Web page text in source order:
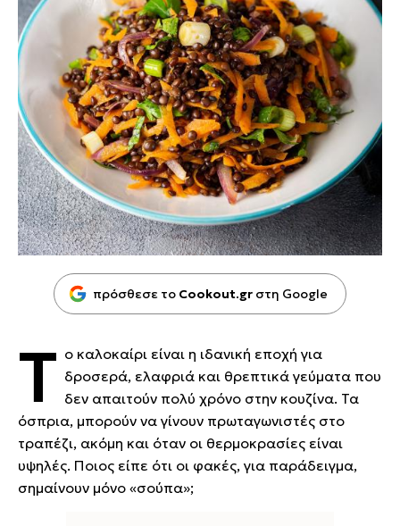
πρόσθεσε το Cookout.gr στη Google
Τ ο καλοκαίρι είναι η ιδανική εποχή για
δροσερά, ελαφριά και θρεπτικά γεύματα που
δεν απαιτούν πολύ χρόνο στην κουζίνα. Τα
όσπρια, μπορούν να γίνουν πρωταγωνιστές στο
τραπέζι, ακόμη και όταν οι θερμοκρασίες είναι
υψηλές. Ποιος είπε ότι οι φακές, για παράδειγμα,
σημαίνουν μόνο «σούπα»;